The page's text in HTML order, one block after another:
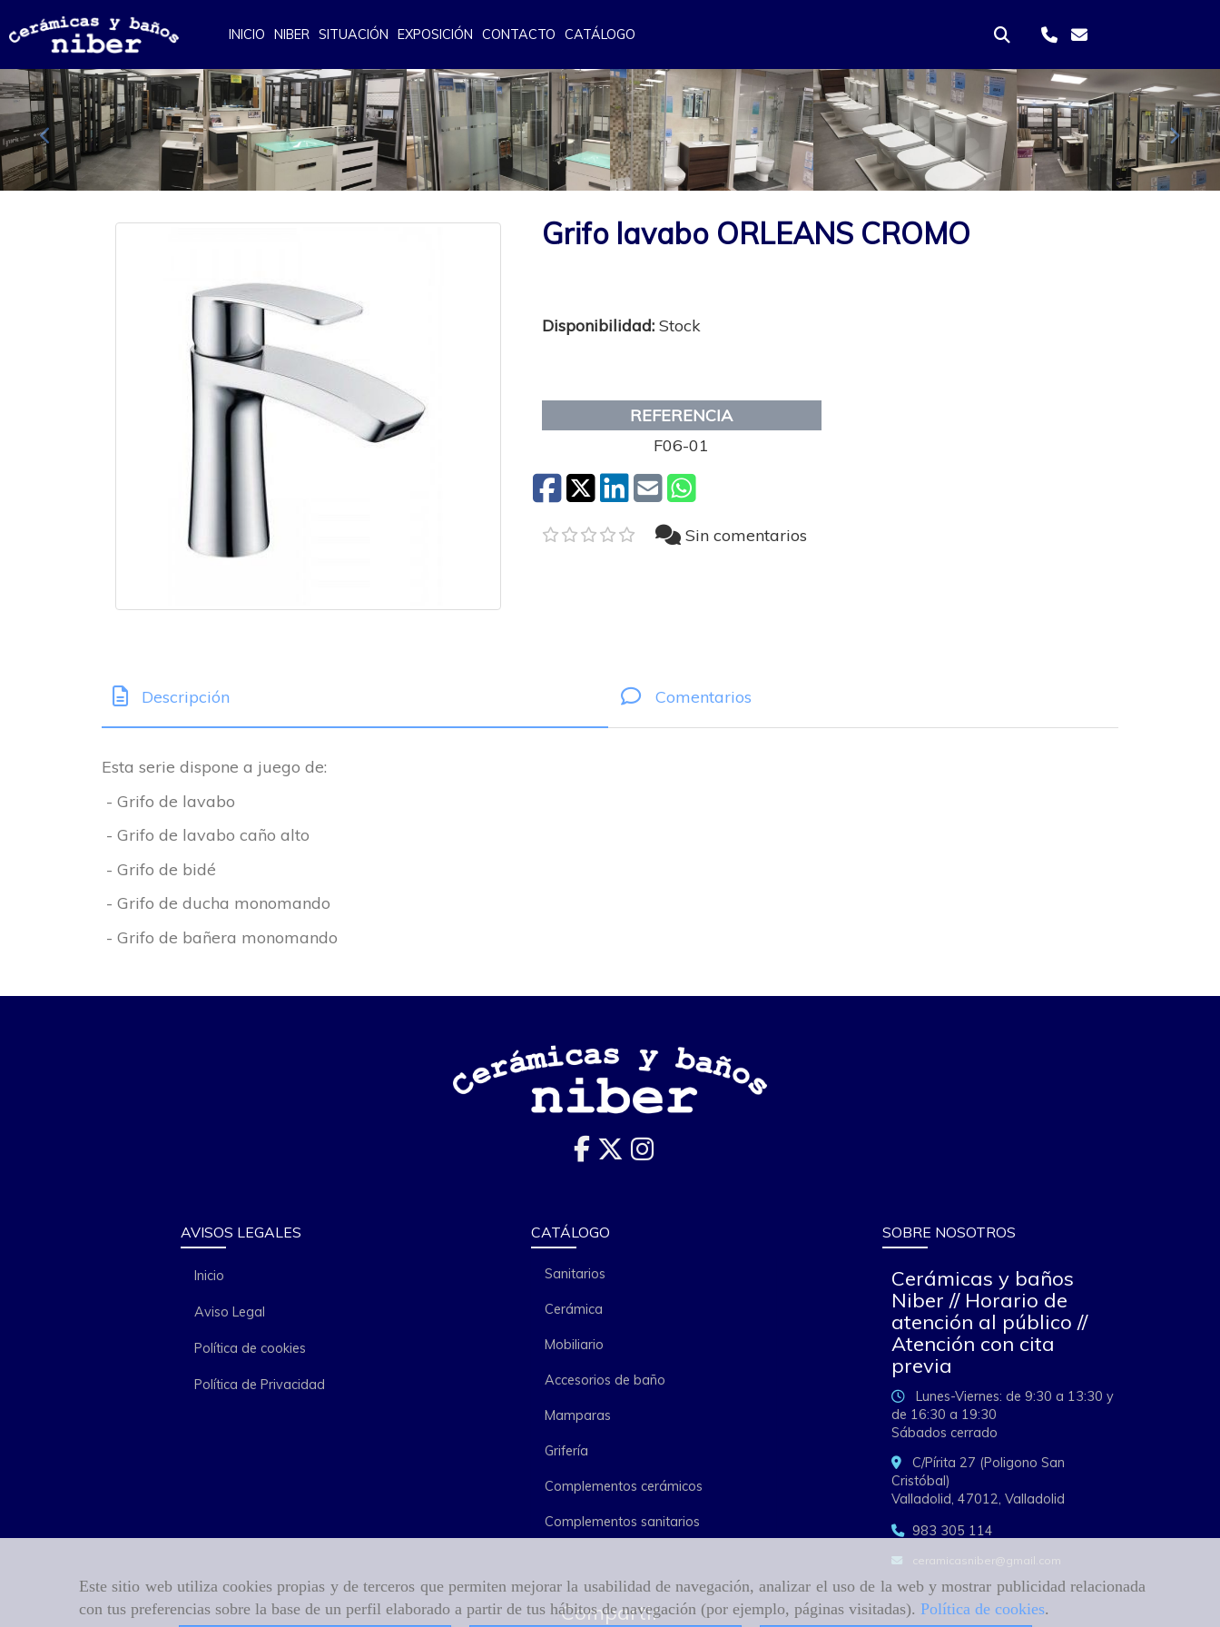
Este sitio web utiliza cookies propias y de terceros que permiten mejorar la usabilidad de navegación, analizar el uso de la web y mostrar publicidad relacionada
con tus preferencias sobre la base de un perfil elaborado a partir de tus hábitos de navegación (por ejemplo, páginas visitadas). Política de cookies.
INICIO NIBER SITUACIÓN EXPOSICIÓN CONTACTO CATÁLOGO
Anterior
Grifo lavabo ORLEANS CROMO
Disponibilidad: Stock
REFERENCIA
F06-01
Sin comentarios
Descripción Comentarios
Esta serie dispone a juego de:
- Grifo de lavabo
- Grifo de lavabo caño alto
- Grifo de bidé
- Grifo de ducha monomando
- Grifo de bañera monomando
AVISOS LEGALES
Inicio
Aviso Legal
Política de cookies
Política de Privacidad
CATÁLOGO
Sanitarios
Cerámica
Mobiliario
Accesorios de baño
Mamparas
Grifería
Complementos cerámicos
Complementos sanitarios
SOBRE NOSOTROS
Cerámicas y baños
Niber // Horario de
atención al público //
Atención con cita
previa
Lunes-Viernes: de 9:30 a 13:30 y
de 16:30 a 19:30
Sábados cerrado
C/Pírita 27 (Poligono San
Cristóbal)
Valladolid, 47012, Valladolid
983 305 114
ceramicasniber gmail.com
Compartir